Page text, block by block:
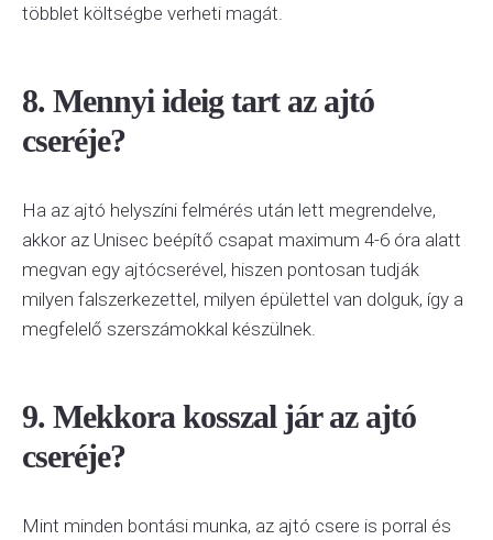
többlet költségbe verheti magát.
8. Mennyi ideig tart az ajtó
cseréje?
Ha az ajtó helyszíni felmérés után lett megrendelve,
akkor az Unisec beépítő csapat maximum 4-6 óra alatt
megvan egy ajtócserével, hiszen pontosan tudják
milyen falszerkezettel, milyen épülettel van dolguk, így a
megfelelő szerszámokkal készülnek.
9. Mekkora kosszal jár az ajtó
cseréje?
Mint minden bontási munka, az ajtó csere is porral és